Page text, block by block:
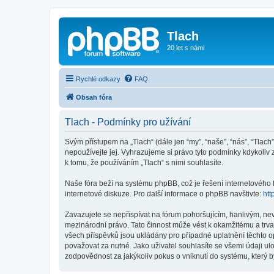
Tlach
20 let s námi
Rychlé odkazy FAQ
Obsah fóra
Tlach - Podmínky pro užívání
Svým přístupem na „Tlach“ (dále jen “my”, “naše”, “nás”,
nepoužívejte jej. Vyhrazujeme si právo tyto podmínky
k tomu, že používáním „Tlach“ s nimi souhlasíte.
Naše fóra beží na systému phpBB, což je řešení internetového
internetové diskuze. Pro další informace o phpBB navštivte:
Zavazujete se nepřispívat na fórum pohoršujícím, hanlivým,
mezinárodní právo. Tato činnost může vést k okamžitému a
všech příspěvků jsou ukládány pro případné uplatnění těchto
považovat za nutné. Jako uživatel souhlasíte se všemi údaji
zodpovědnost za jakýkoliv pokus o vniknutí do systému, který